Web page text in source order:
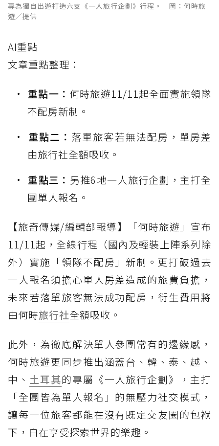
專為獨自出遊打造六支《一人旅行企劃》行程。 圖：何時旅
遊／提供
AI重點
文章重點整理：
重點一： 何時旅遊11/11起全面實施領隊
不配房新制。
重點二： 落單旅客若無法配房，單房差
由旅行社全額吸收。
重點三： 另推6地一人旅行企劃，主打全
團單人報名。
【旅奇傳媒/編輯部報導】「何時旅遊」宣布
11/11起，全線行程（國內及輕裝上陣系列除
外）實施「領隊不配房」新制。更打破過去
一人報名須擔心單人房差造成的旅費負擔，
未來若落單旅客無法成功配房，衍生費用將
由何時旅行社全額吸收。
此外，為徹底解決單人參團常有的邊緣感，
何時旅遊更同步推出涵蓋台、韓、泰、越、
中、 土耳其的專屬《一人旅行企劃》，主打
「全團皆為單人報名」的無壓力社交模式，
讓每一位旅客都能在沒有既定交友圈的包袱
下，自在享受探索世界的樂趣。